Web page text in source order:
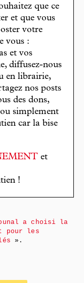
que ce
et que vous
votre
vous :
et vos
diffusez-nous
en librairie,
nos posts
des dons,
simplement
car la bise
et
!
a choisi la
pour les
».